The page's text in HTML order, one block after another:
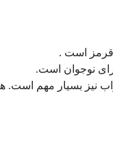
قرمز است .
نوجوان است.
نیز بسیار مهم است.